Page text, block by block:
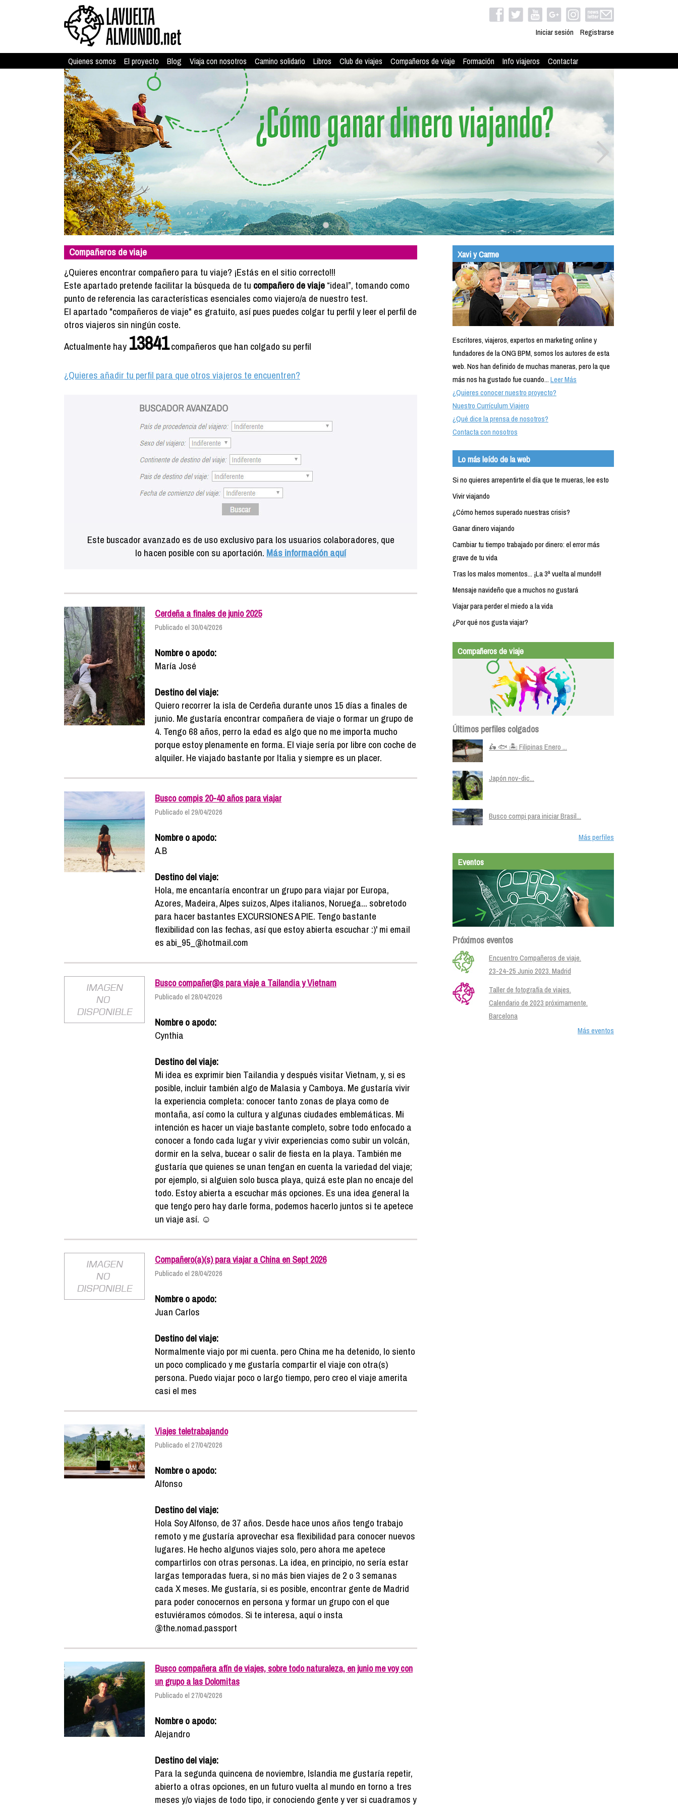
Iniciar sesión Registrarse
Quienes somos El proyecto Blog Viaja con nosotros Camino solidario Libros Club de viajes Compañeros de viaje Formación Info viajeros Contactar
Compañeros de viaje
¿Quieres encontrar compañero para tu viaje? ¡Estás en el sitio correcto!!!
Este apartado pretende facilitar la búsqueda de tu compañero de viaje“ideal”, tomando como
punto de referencia las características esenciales como viajero/a de nuestro test.
El apartado "compañeros de viaje" es gratuito, así pues puedes colgar tu perfil y leer el perfil de
otros viajeros sin ningún coste.
Actualmente hay 13841compañeros que han colgado su perfil
¿Quieres añadir tu perfil para que otros viajeros te encuentren?
Este buscador avanzado es de uso exclusivo para los usuarios colaboradores, que
lo hacen posible con su aportación. Más información aquí
Cerdeña a finales de junio 2025
Publicado el 30/04/2026
Nombre o apodo:
María José
Destino del viaje:
Quiero recorrer la isla de Cerdeña durante unos 15 días a finales de
junio. Me gustaría encontrar compañera de viaje o formar un grupo de
4. Tengo 68 años, perro la edad es algo que no me importa mucho
porque estoy plenamente en forma. El viaje sería por libre con coche de
alquiler. He viajado bastante por Italia y siempre es un placer.
Busco compis 20-40 años para viajar
Publicado el 29/04/2026
Nombre o apodo:
A.B
Destino del viaje:
Hola, me encantaría encontrar un grupo para viajar por Europa,
Azores, Madeira, Alpes suizos, Alpes italianos, Noruega... sobretodo
para hacer bastantes EXCURSIONES A PIE. Tengo bastante
flexibilidad con las fechas, así que estoy abierta escuchar :)' mi email
es abi_95_@hotmail.com
Busco compañer@s para viaje a Tailandia y Vietnam
Publicado el 28/04/2026
Nombre o apodo:
Cynthia
Destino del viaje:
Mi idea es exprimir bien Tailandia y después visitar Vietnam, y, si es
posible, incluir también algo de Malasia y Camboya. Me gustaría vivir
la experiencia completa: conocer tanto zonas de playa como de
montaña, así como la cultura y algunas ciudades emblemáticas. Mi
intención es hacer un viaje bastante completo, sobre todo enfocado a
conocer a fondo cada lugar y vivir experiencias como subir un volcán,
dormir en la selva, bucear o salir de fiesta en la playa. También me
gustaría que quienes se unan tengan en cuenta la variedad del viaje;
por ejemplo, si alguien solo busca playa, quizá este plan no encaje del
todo. Estoy abierta a escuchar más opciones. Es una idea general la
que tengo pero hay darle forma, podemos hacerlo juntos si te apetece
un viaje así. ☺️
Compañero(a)(s) para viajar a China en Sept 2026
Publicado el 28/04/2026
Nombre o apodo:
Juan Carlos
Destino del viaje:
Normalmente viajo por mi cuenta. pero China me ha detenido, lo siento
un poco complicado y me gustar´´ia compartir el viaje con otra(s)
persona. Puedo viajar poco o largo tiempo, pero creo el viaje amerita
casi el mes
Viajes teletrabajando
Publicado el 27/04/2026
Nombre o apodo:
Alfonso
Destino del viaje:
Hola Soy Alfonso, de 37 años. Desde hace unos años tengo trabajo
remoto y me gustaría aprovechar esa flexibilidad para conocer nuevos
lugares. He hecho algunos viajes solo, pero ahora me apetece
compartirlos con otras personas. La idea, en principio, no sería estar
largas temporadas fuera, si no más bien viajes de 2 o 3 semanas
cada X meses. Me gustaría, si es posible, encontrar gente de Madrid
para poder conocernos en persona y formar un grupo con el que
estuviéramos cómodos. Si te interesa, aquí o insta
@the.nomad.passport
Busco compañera afín de viajes, sobre todo naturaleza, en junio me voy con
un grupo a las Dolomitas
Publicado el 27/04/2026
Nombre o apodo:
Alejandro
Destino del viaje:
Para la segunda quincena de noviembre, Islandia me gustaría repetir,
abierto a otras opciones, en un futuro vuelta al mundo en torno a tres
meses y/o viajes de todo tipo, ir conociendo gente y ver si cuadramos y
Xavi y Carme
Escritores, viajeros, expertos en marketing online y
fundadores de la ONG BPM, somos los autores de esta
web. Nos han definido de muchas maneras, pero la que
más nos ha gustado fue cuando...Leer Más
¿Quieres conocer nuestro proyecto?
Nuestro Currículum Viajero
¿Qué dice la prensa de nosotros?
Contacta con nosotros
Lo más leído de la web
Si no quieres arrepentirte el día que te mueras, lee esto
Vivir viajando
¿Cómo hemos superado nuestras crisis?
Ganar dinero viajando
Cambiar tu tiempo trabajado por dinero: el error más
grave de tu vida
Tras los malos momentos... ¡La 3ª vuelta al mundo!!!
Mensaje navideño que a muchos no gustará
Viajar para perder el miedo a la vida
¿Por qué nos gusta viajar?
Compañeros de viaje
Últimos perfiles colgados
🛵 🐟 🏝️ Filipinas Enero ...
Japón nov-dic...
Busco compi para iniciar Brasil...
Más perfiles
Eventos
Próximos eventos
Encuentro Compañeros de viaje.
23-24-25 Junio 2023. Madrid
Taller de fotografía de viajes.
Calendario de 2023 próximamente.
Barcelona
Más eventos